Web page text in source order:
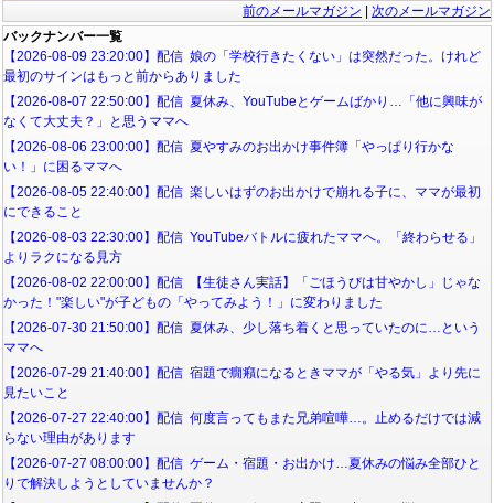
前のメールマガジン
次のメールマガジン
バックナンバー一覧
【2026-08-09 23:20:00】配信 娘の「学校行きたくない」は突然だった。けれど
最初のサインはもっと前からありました
【2026-08-07 22:50:00】配信 夏休み、YouTubeとゲームばかり…「他に興味が
なくて大丈夫？」と思うママへ
【2026-08-06 23:00:00】配信 夏やすみのお出かけ事件簿「やっぱり行かな
い！」に困るママへ
【2026-08-05 22:40:00】配信 楽しいはずのお出かけで崩れる子に、ママが最初
にできること
【2026-08-03 22:30:00】配信 YouTubeバトルに疲れたママへ。「終わらせる」
よりラクになる見方
【2026-08-02 22:00:00】配信 【生徒さん実話】「ごほうびは甘やかし」じゃな
かった！"楽しい"が子どもの「やってみよう！」に変わりました
【2026-07-30 21:50:00】配信 夏休み、少し落ち着くと思っていたのに…という
ママへ
【2026-07-29 21:40:00】配信 宿題で癇癪になるときママが「やる気」より先に
見たいこと
【2026-07-27 22:40:00】配信 何度言ってもまた兄弟喧嘩…。止めるだけでは減
らない理由があります
【2026-07-27 08:00:00】配信 ゲーム・宿題・お出かけ…夏休みの悩み全部ひと
りで解決しようとしていませんか？